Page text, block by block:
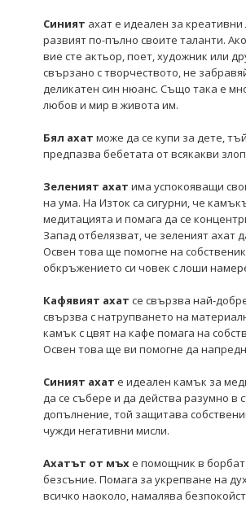
Синият ахат е идеален за
развият по-пълно своите таланти.
вие сте актьор, поет, художник или
свързано с творчеството, не
деликатен син нюанс. Също така е
любов и мир в живота им.
Бял ахат може да се купи за дете,
предпазва бебетата от всякакви
Зеленият ахат има успокояващи
на ума. На Изток са сигурни, че
медитацията и помага да се
Запад отбелязват, че зеленият ахат
Освен това ще помогне на
обкръжението си човек с лоши
Кафявият ахат се свързва най-
свързва с натрупването на
камък с цвят на кафе помага на
Освен това ще ви помогне да
Синият ахат е идеален камък за
да се събере и да действа разумно в
допълнение, той защитава
чужди негативни мисли.
Ахатът от мъхе помощник в
безсъние. Помага за укрепване на
всичко наоколо, намалява